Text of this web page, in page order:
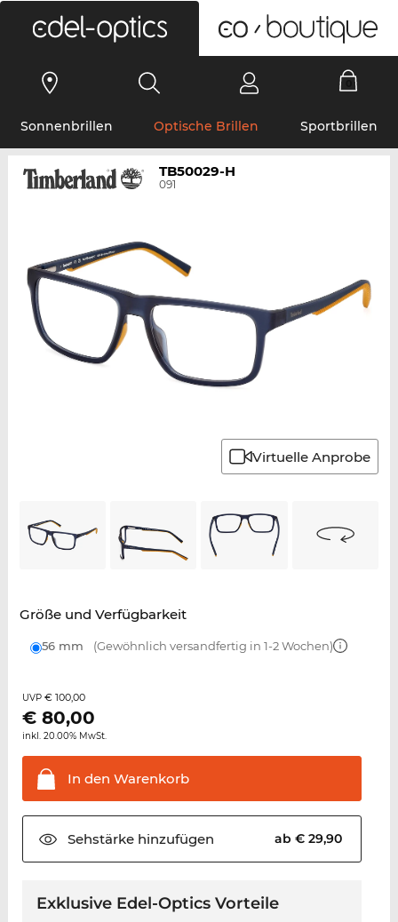
Sonnenbrillen Optische Brillen Sportbrillen
TB50029-H
091
Virtuelle Anprobe
Größe und Verfügbarkeit
56 mm (Gewöhnlich versandfertig in 1-2 Wochen)
UVP € 100,00
€ 80,00
inkl. 20.00% MwSt.
In den Warenkorb
Sehstärkehinzufügen ab € 29,90
Exklusive Edel-Optics Vorteile